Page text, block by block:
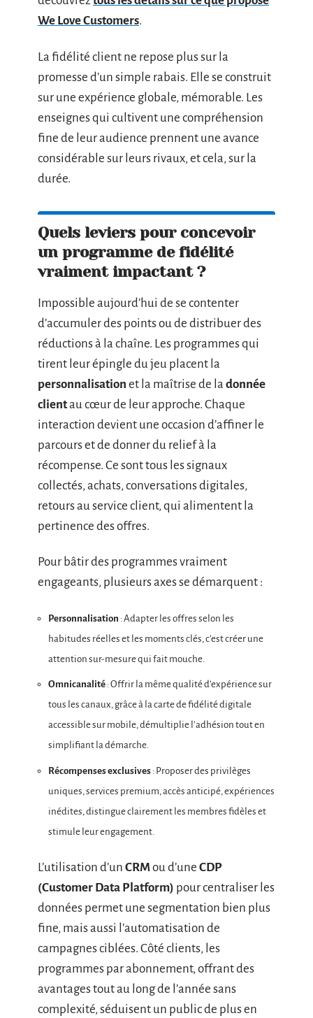
We Love Customers.
La fidélité client ne repose plus sur la
promesse d’un simple rabais. Elle se construit
sur une expérience globale, mémorable. Les
enseignes qui cultivent une compréhension
fine de leur audience prennent une avance
considérable sur leurs rivaux, et cela, sur la
durée.
Quels leviers pour concevoir
un programme de fidélité
vraiment impactant ?
Impossible aujourd’hui de se contenter
d’accumuler des points ou de distribuer des
réductions à la chaîne. Les programmes qui
tirent leur épingle du jeu placent la
personnalisation et la maîtrise de la donnée
clientau cœur de leur approche. Chaque
interaction devient une occasion d’affiner le
parcours et de donner du relief à la
récompense. Ce sont tous les signaux
collectés, achats, conversations digitales,
retours au service client, qui alimentent la
pertinence des offres.
Pour bâtir des programmes vraiment
engageants, plusieurs axes se démarquent :
Personnalisation : Adapter les offres selon les
habitudes réelles et les moments clés, c’est créer une
attention sur-mesure qui fait mouche.
Omnicanalité : Offrir la même qualité d’expérience sur
tous les canaux, grâce à la carte de fidélité digitale
accessible sur mobile, démultiplie l’adhésion tout en
simplifiant la démarche.
Récompenses exclusives : Proposer des privilèges
uniques, services premium, accès anticipé, expériences
inédites, distingue clairement les membres fidèles et
stimule leur engagement.
L’utilisation d’un CRMou d’une CDP
(Customer Data Platform) pour centraliser les
données permet une segmentation bien plus
fine, mais aussi l’automatisation de
campagnes ciblées. Côté clients, les
programmes par abonnement, offrant des
avantages tout au long de l’année sans
complexité, séduisent un public de plus en